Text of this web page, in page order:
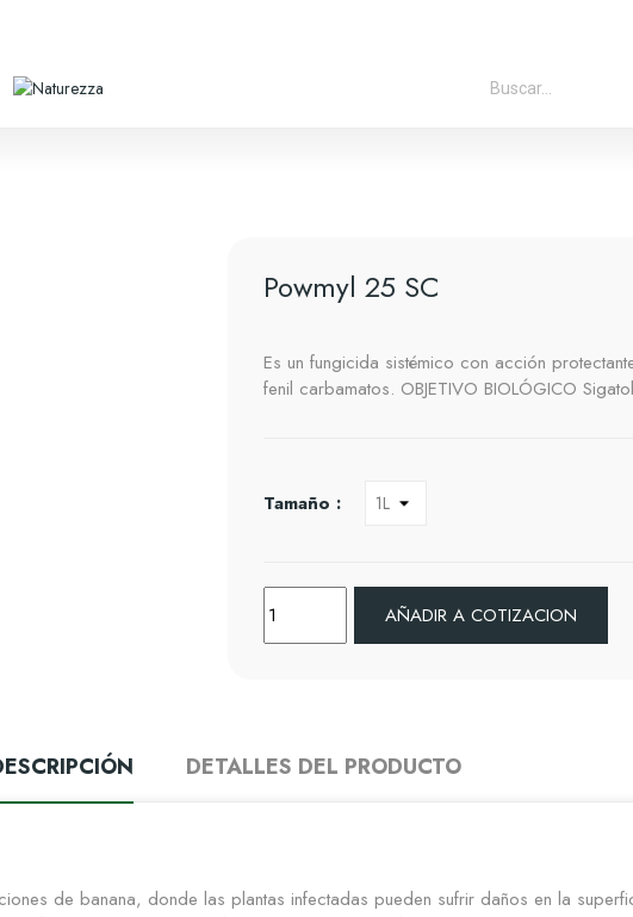
Powmyl 25 SC
Es un fungicida sistémico con acción
fenil carbamatos. OBJETIVO BIOLÓGICO
Tamaño :
AÑADIR A COTIZACION
DETALLES DEL PRODUCTO
de banana, donde las plantas infectadas pueden sufrir daños en la